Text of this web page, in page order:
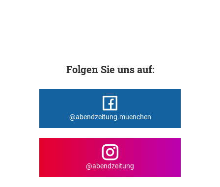
Folgen Sie uns auf:
@abendzeitung.muenchen
@abendzeitung